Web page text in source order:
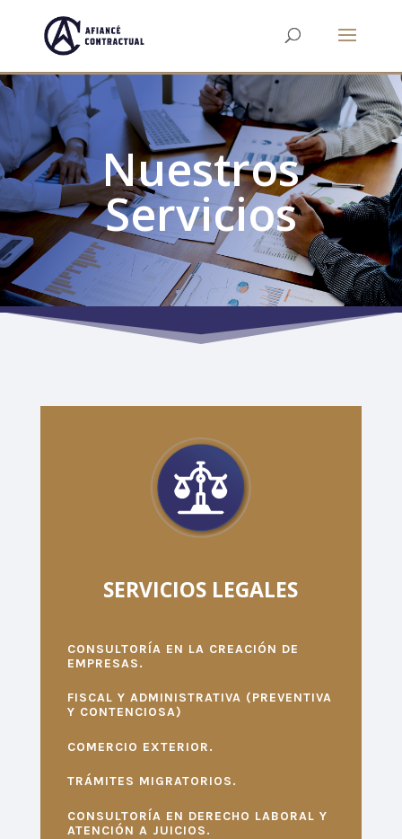
Nuestros
Servicios
SERVICIOS LEGALES
CONSULTORÍA EN LA CREACIÓN DE
EMPRESAS.
FISCAL Y ADMINISTRATIVA (PREVENTIVA
Y CONTENCIOSA)
COMERCIO EXTERIOR.
TRÁMITES MIGRATORIOS.
CONSULTORÍA EN DERECHO LABORAL Y
ATENCIÓN A JUICIOS.